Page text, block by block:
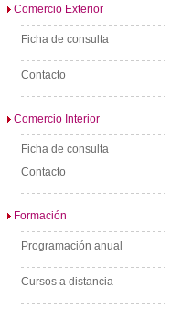
Comercio Exterior
Ficha de consulta
Contacto
Comercio Interior
Ficha de consulta
Contacto
Formación
Programación anual
Cursos a distancia